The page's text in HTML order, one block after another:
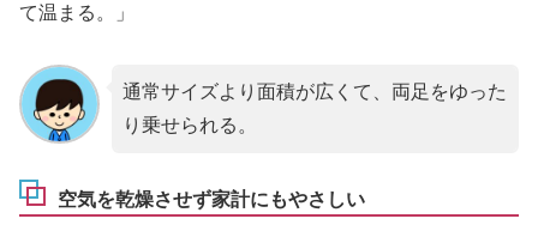
て温まる。」
通常サイズより面積が広くて、両足をゆった
り乗せられる。
空気を乾燥させず家計にもやさしい